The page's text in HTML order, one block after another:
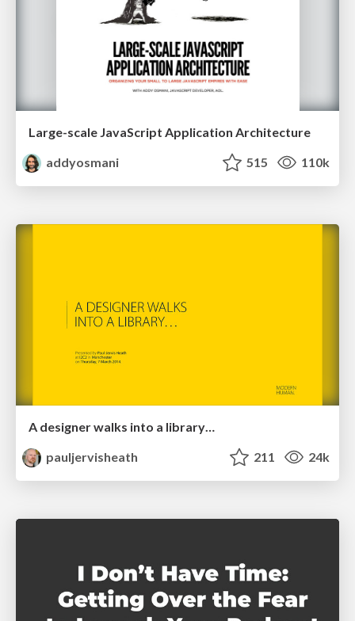
Large-scale JavaScript Application Architecture
addyosmani
515 110k
A designer walks into a library…
pauljervisheath
211 24k